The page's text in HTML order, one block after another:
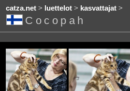
catza.net> luettelot> kasvattajat>
Cocopah